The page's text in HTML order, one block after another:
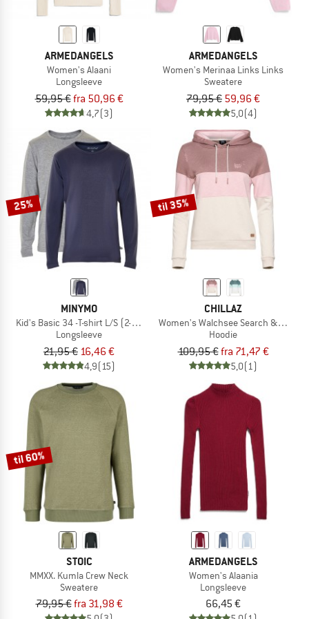
ARMEDANGELS
Women's Alaani
Longsleeve
59,95 €fra 50,96 €
4,7(3)
ARMEDANGELS
Women's Merinaa Links Links
Sweatere
79,95 € 59,96 €
5,0(4)
25%
MINYMO
Kid's Basic 34 -T-shirt L/S (2-pack)
Longsleeve
21,95 € 16,46 €
4,9(15)
til 35%
CHILLAZ
Women's Walchsee Search &
Hoodie
109,95 €fra 71,47 €
5,0(1)
til 60%
STOIC
MMXX. Kumla Crew Neck
Sweatere
79,95 €fra 31,98 €
ARMEDANGELS
Women's Alaania
Longsleeve
66,45 €